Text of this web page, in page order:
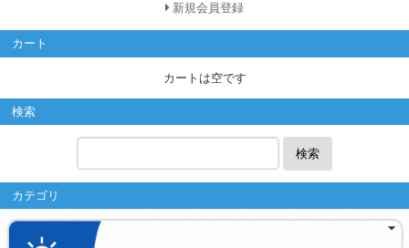
新規会員登録
カート
カートは空です
検索
検索
カテゴリ